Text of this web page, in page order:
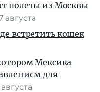
полеты из Москвы
августа
встретить кошек
Мексика
для